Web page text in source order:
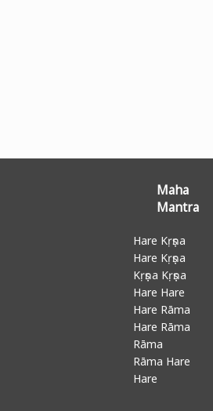
Maha
Mantra
Hare Kṛṣṇa
Hare Kṛṣṇa
Kṛṣṇa Kṛṣṇa
Hare Hare
Hare Rāma
Hare Rāma
Rāma
Rāma Hare
Hare